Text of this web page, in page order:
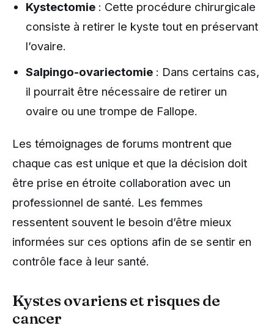
Kystectomie : Cette procédure chirurgicale
consiste à retirer le kyste tout en préservant
l’ovaire.
Salpingo-ovariectomie : Dans certains cas,
il pourrait être nécessaire de retirer un
ovaire ou une trompe de Fallope.
Les témoignages de forums montrent que
chaque cas est unique et que la décision doit
être prise en étroite collaboration avec un
professionnel de santé. Les femmes
ressentent souvent le besoin d’être mieux
informées sur ces options afin de se sentir en
contrôle face à leur santé.
Kystes ovariens et risques de
cancer